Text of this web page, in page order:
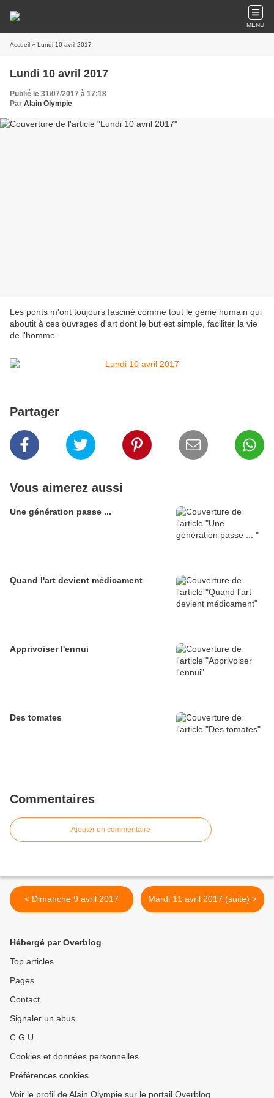
MENU
Accueil » Lundi 10 avril 2017
Lundi 10 avril 2017
Publié le 31/07/2017 à 17:18
Par Alain Olympie
Les ponts m'ont toujours fasciné comme tout le génie humain qui
aboutit à ces ouvrages d'art dont le but est simple, faciliter la vie
de l'homme.
Partager
Vous aimerez aussi
Une génération passe ...
Quand l'art devient médicament
Apprivoiser l'ennui
Des tomates
Commentaires
Ajouter un commentaire
< Dimanche 9 avril 2017 Mardi 11 avril 2017 (suite) >
Hébergé par Overblog
Top articles
Pages
Contact
Signaler un abus
C.G.U.
Cookies et données personnelles
Préférences cookies
Voir le profil de Alain Olympie sur le portail Overblog